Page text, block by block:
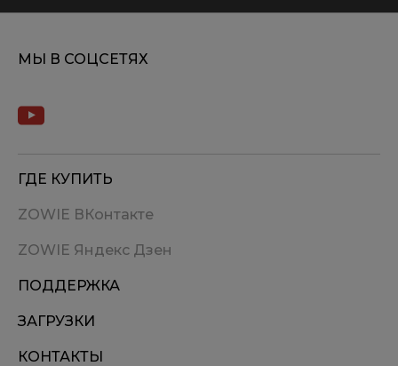
МЫ В СОЦСЕТЯХ
ГДЕ КУПИТЬ
ZOWIE ВКонтакте
ZOWIE Яндекс Дзен
ПОДДЕРЖКА
ЗАГРУЗКИ
КОНТАКТЫ